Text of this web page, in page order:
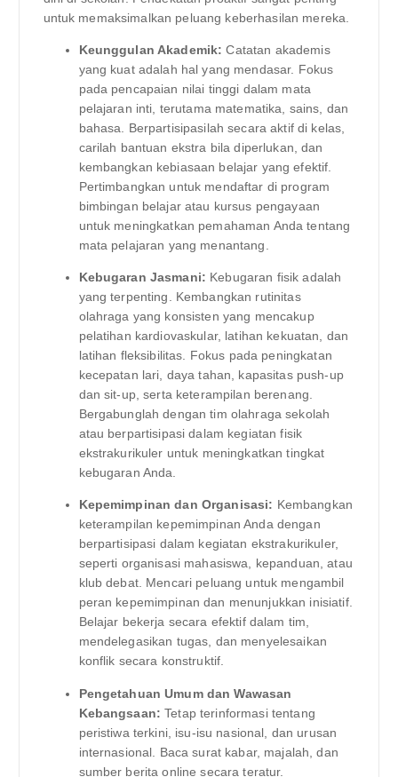
untuk memaksimalkan peluang keberhasilan mereka.
Keunggulan Akademik: Catatan akademis
yang kuat adalah hal yang mendasar. Fokus
pada pencapaian nilai tinggi dalam mata
pelajaran inti, terutama matematika, sains, dan
bahasa. Berpartisipasilah secara aktif di kelas,
carilah bantuan ekstra bila diperlukan, dan
kembangkan kebiasaan belajar yang efektif.
Pertimbangkan untuk mendaftar di program
bimbingan belajar atau kursus pengayaan
untuk meningkatkan pemahaman Anda tentang
mata pelajaran yang menantang.
Kebugaran Jasmani: Kebugaran fisik adalah
yang terpenting. Kembangkan rutinitas
olahraga yang konsisten yang mencakup
pelatihan kardiovaskular, latihan kekuatan, dan
latihan fleksibilitas. Fokus pada peningkatan
kecepatan lari, daya tahan, kapasitas push-up
dan sit-up, serta keterampilan berenang.
Bergabunglah dengan tim olahraga sekolah
atau berpartisipasi dalam kegiatan fisik
ekstrakurikuler untuk meningkatkan tingkat
kebugaran Anda.
Kepemimpinan dan Organisasi: Kembangkan
keterampilan kepemimpinan Anda dengan
berpartisipasi dalam kegiatan ekstrakurikuler,
seperti organisasi mahasiswa, kepanduan, atau
klub debat. Mencari peluang untuk mengambil
peran kepemimpinan dan menunjukkan inisiatif.
Belajar bekerja secara efektif dalam tim,
mendelegasikan tugas, dan menyelesaikan
konflik secara konstruktif.
Pengetahuan Umum dan Wawasan
Kebangsaan: Tetap terinformasi tentang
peristiwa terkini, isu-isu nasional, dan urusan
internasional. Baca surat kabar, majalah, dan
sumber berita online secara teratur.